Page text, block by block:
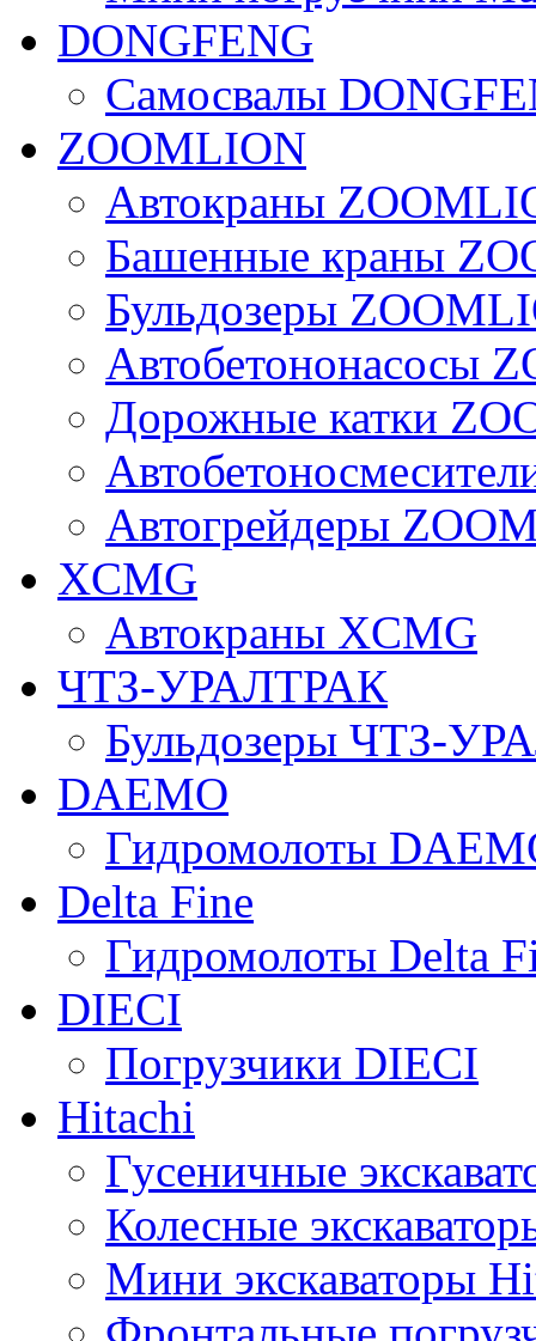
DONGFENG
Самосвалы
ZOOMLION
Автокраны
Башенные краны
Бульдозеры
Автобетононасосы
Дорожные катки
Автогрейдеры
XCMG
Автокраны XCMG
ЧТЗ-УРАЛТРАК
Бульдозеры ЧТЗ-
DAEMO
Гидромолоты
Delta Fine
Гидромолоты Delta
DIECI
Погрузчики DIECI
Hitachi
Гусеничные
Колесные
Мини экскаваторы